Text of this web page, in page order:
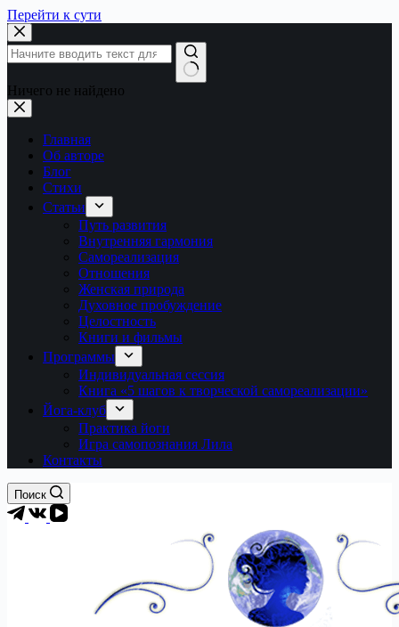
Перейти к сути
Ничего не найдено
Главная
Об авторе
Блог
Стихи
Статьи
Путь развития
Внутренняя гармония
Самореализация
Отношения
Женская природа
Духовное пробуждение
Целостность
Книги и фильмы
Программы
Индивидуальная сессия
Книга «5 шагов к творческой самореализации»
Йога-клуб
Практика йоги
Игра самопознания Лила
Контакты
Поиск